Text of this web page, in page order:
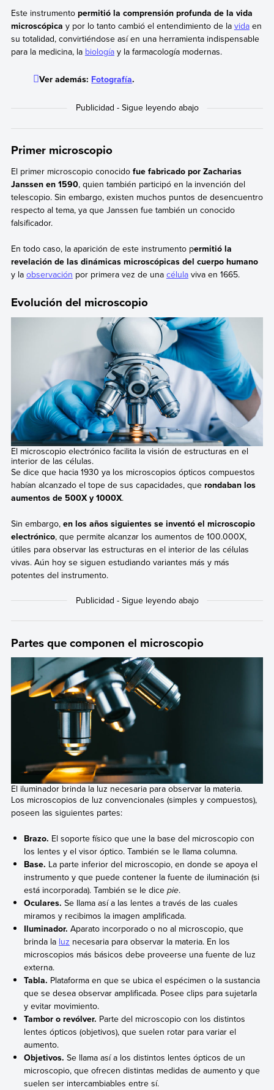
Este instrumento permitió la comprensión profunda de la vida
microscópica y por lo tanto cambió el entendimiento de la vidaen
su totalidad, convirtiéndose así en una herramienta indispensable
para la medicina, la biologíay la farmacología modernas.
Ver además: Fotografía.
Primer microscopio
El primer microscopio conocido fue fabricado por Zacharias
Janssen en 1590, quien también participó en la invención del
telescopio. Sin embargo, existen muchos puntos de desencuentro
respecto al tema, ya que Janssen fue también un conocido
falsificador.
En todo caso, la aparición de este instrumento permitió la
revelación de las dinámicas microscópicas del cuerpo humano
y la observación por primera vez de una célulaviva en 1665.
Evolución del microscopio
El microscopio electrónico facilita la visión de estructuras en el
interior de las células.
Se dice que hacia 1930 ya los microscopios ópticos compuestos
habían alcanzado el tope de sus capacidades, que rondaban los
aumentos de 500X y 1000X.
Sin embargo, en los años siguientes se inventó el microscopio
electrónico, que permite alcanzar los aumentos de 100.000X,
útiles para observar las estructuras en el interior de las células
vivas. Aún hoy se siguen estudiando variantes más y más
potentes del instrumento.
Partes que componen el microscopio
El iluminador brinda la luz necesaria para observar la materia.
Los microscopios de luz convencionales (simples y compuestos),
poseen las siguientes partes:
Brazo. El soporte físico que une la base del microscopio con
los lentes y el visor óptico. También se le llama columna.
Base. La parte inferior del microscopio, en donde se apoya el
instrumento y que puede contener la fuente de iluminación (si
está incorporada). También se le dicepie.
Oculares. Se llama así a las lentes a través de las cuales
miramos y recibimos la imagen amplificada.
Iluminador. Aparato incorporado o no al microscopio, que
brinda la luz necesaria para observar la materia. En los
microscopios más básicos debe proveerse una fuente de luz
externa.
Tabla. Plataforma en que se ubica el espécimen o la sustancia
que se desea observar amplificada. Posee clips para sujetarla
y evitar movimiento.
Tambor o revólver. Parte del microscopio con los distintos
lentes ópticos (objetivos), que suelen rotar para variar el
aumento.
Objetivos. Se llama así a los distintos lentes ópticos de un
microscopio, que ofrecen distintas medidas de aumento y que
suelen ser intercambiables entre sí.